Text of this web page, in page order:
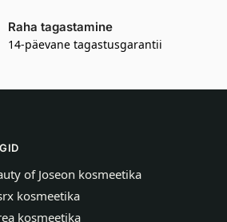
Raha tagastamine
14-päevane tagastusgarantii
of Joseon kosmeetika
kosmeetika
kosmeetika